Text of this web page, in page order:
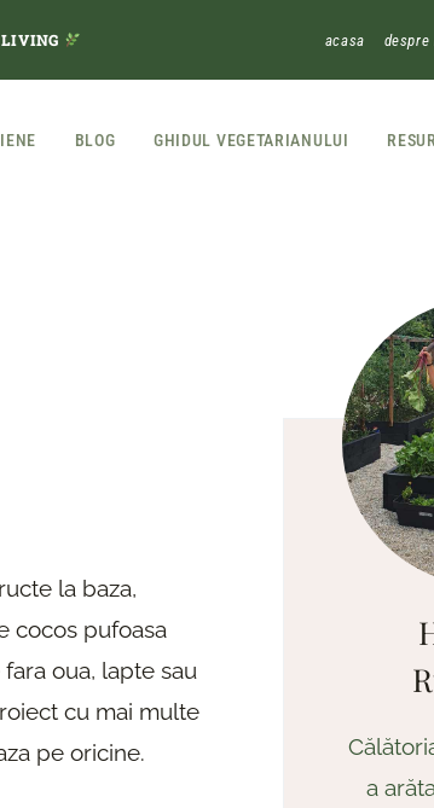
acasa despre
BLOG GHIDUL VEGETARIANULUI
la baza,
cocos pufoasa
oua, lapte sau
cu mai multe
pe oricine.
a